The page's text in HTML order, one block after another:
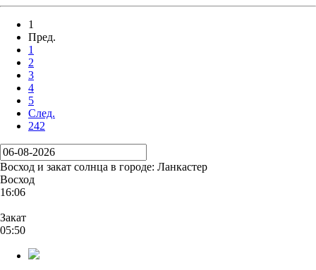
1
Пред.
1
2
3
4
5
След.
242
Восход и закат солнца в городе: Ланкастер
Восход
16:06
Закат
05:50